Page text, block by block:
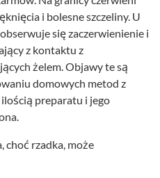
i bolesne szczeliny. U
się zaczerwienienie i
z kontaktu z
żelem. Objawy te są
domowych metod z
preparatu i jego
choć rzadka, może